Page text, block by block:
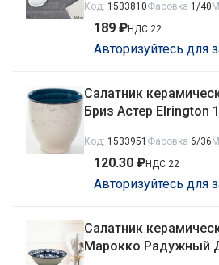
Код: 1533810Фасовка 1/40
189 ₽НДС 22
Авторизуйтесь для
Салатник
Бриз Астер Elrington
Код: 1533951 Фасовка 6/36
120.30 ₽НДС 22
Авторизуйтесь для
Салатник
Марокко Радужный